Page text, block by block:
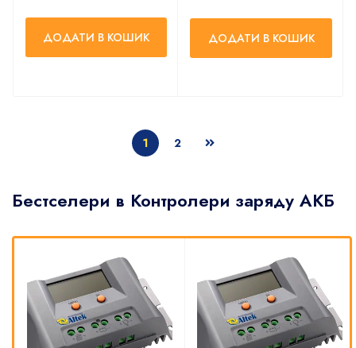
Бестселери в Контролери заряду АКБ
ДОДАТИ В КОШИК ДОДАТИ В КОШИК
1 2